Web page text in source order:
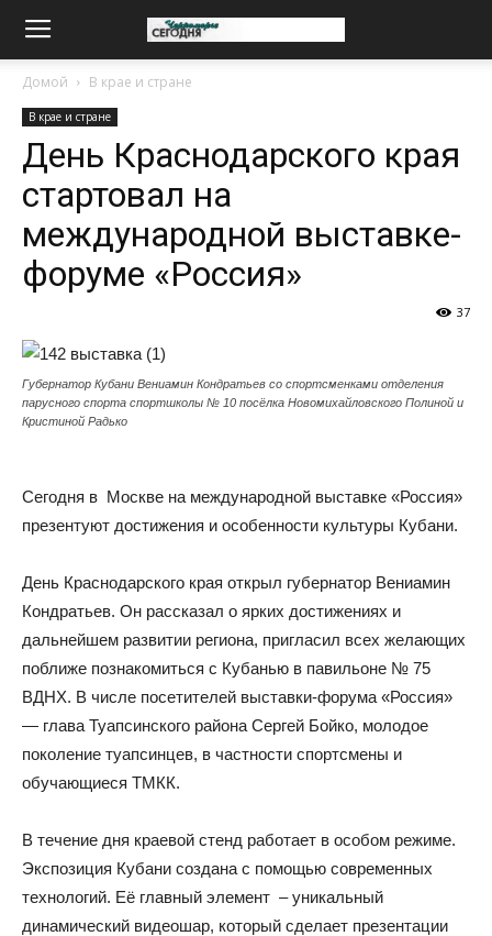
Домой В крае и стране
В крае и стране
День Краснодарского края
стартовал на
международной выставке-
форуме «Россия»
37
Губернатор Кубани Вениамин Кондратьев со спортсменками отделения
парусного спорта спортшколы № 10 посёлка Новомихайловского Полиной и
Кристиной Радько
Сегодня в Москве на международной выставке «Россия»
презентуют достижения и особенности культуры Кубани.
День Краснодарского края открыл губернатор Вениамин
Кондратьев. Он рассказал о ярких достижениях и
дальнейшем развитии региона, пригласил всех желающих
поближе познакомиться с Кубанью в павильоне № 75
ВДНХ. В числе посетителей выставки-форума «Россия»
— глава Туапсинского района Сергей Бойко, молодое
поколение туапсинцев, в частности спортсмены и
обучающиеся ТМКК.
В течение дня краевой стенд работает в особом режиме.
Экспозиция Кубани создана с помощью современных
технологий. Её главный элемент – уникальный
динамический видеошар, который сделает презентации